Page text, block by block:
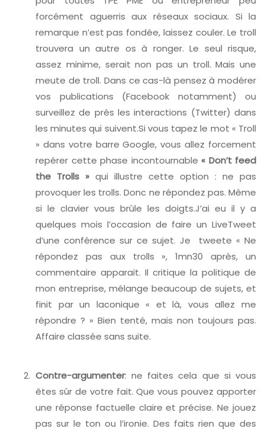
forcément aguerris aux réseaux sociaux. Si la
remarque n’est pas fondée, laissez couler. Le troll
trouvera un autre os à ronger. Le seul risque,
assez minime, serait non pas un troll. Mais une
meute de troll. Dans ce cas-là pensez à modérer
vos publications (Facebook notamment) ou
surveillez de près les interactions (Twitter) dans
les minutes qui suivent.Si vous tapez le mot « Troll
» dans votre barre Google, vous allez forcement
repérer cette phase incontournable « Don’t feed
the Trolls » qui illustre cette option : ne pas
provoquer les trolls. Donc ne répondez pas. Même
si le clavier vous brûle les doigts.J’ai eu il y a
quelques mois l’occasion de faire un LiveTweet
d’une conférence sur ce sujet. Je tweete « Ne
répondez pas aux trolls », 1mn30 après, un
commentaire apparait. Il critique la politique de
mon entreprise, mélange beaucoup de sujets, et
finit par un laconique « et là, vous allez me
répondre ? » Bien tenté, mais non toujours pas.
Affaire classée sans suite.
Contre-argumenter: ne faites cela que si vous
êtes sûr de votre fait. Que vous pouvez apporter
une réponse factuelle claire et précise. Ne jouez
pas sur le ton ou l’ironie. Des faits rien que des